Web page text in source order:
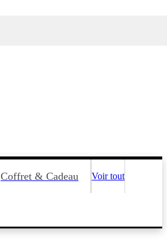
Coffret & Cadeau Voir tout